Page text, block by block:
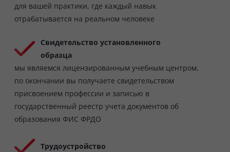
для вашей практики, где каждый навык
отрабатывается на реальном человеке
Свидетельство установленного
образца
мы являемся лицензированным учебным центром,
по окончании вы получаете свидетельством
присвоением профессии и записью в
государственный реестр учета документов об
образования ФИС ФРДО
Трудоустройство